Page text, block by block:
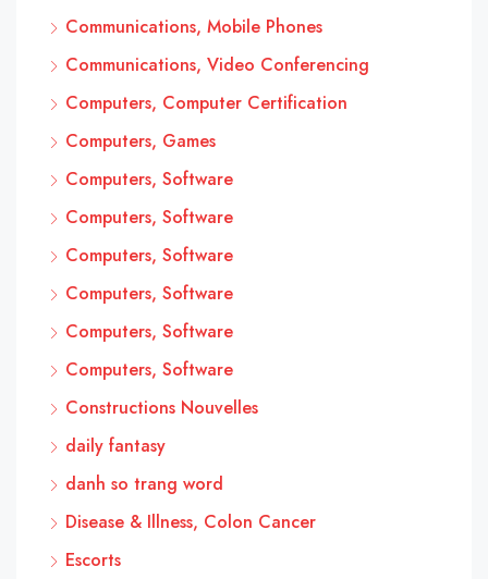
Communications, Mobile Phones
Communications, Video Conferencing
Computers, Computer Certification
Computers, Games
Computers, Software
Computers, Software
Computers, Software
Computers, Software
Computers, Software
Computers, Software
Constructions Nouvelles
daily fantasy
danh so trang word
Disease & Illness, Colon Cancer
Escorts